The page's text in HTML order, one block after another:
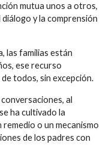
mutua unos a otros,
y la comprensión
las familias están
ese recurso
todos, sin excepción.
al
ha cultivado la
o un mecanismo
de los padres con